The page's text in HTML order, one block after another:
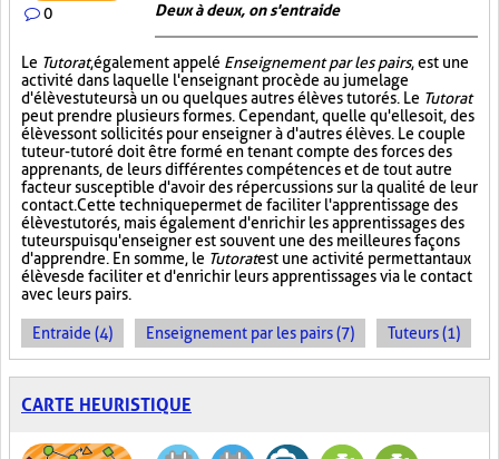
0 Deux à deux, on s'entraide
Le Tutorat, également appelé Enseignement par les pairs, est une
activité dans laquelle l'enseignant procède au jumelage
d'élèves tuteurs à un ou quelques autres élèves tutorés. Le Tutorat
peut prendre plusieurs formes. Cependant, quelle qu'elle soit, des
élèves sont sollicités pour enseigner à d'autres élèves. Le couple
tuteur-tutoré doit être formé en tenant compte des forces des
apprenants, de leurs différentes compétences et de tout autre
facteur susceptible d'avoir des répercussions sur la qualité de leur
contact. Cette technique permet de faciliter l'apprentissage des
élèves tutorés, mais également d'enrichir les apprentissages des
tuteurs puisqu'enseigner est souvent une des meilleures façons
d'apprendre. En somme, le Tutoratest une activité permettant aux
élèves de faciliter et d'enrichir leurs apprentissages via le contact
avec leurs pairs.
Entraide (4) Enseignement par les pairs (7) Tuteurs (1)
CARTE HEURISTIQUE